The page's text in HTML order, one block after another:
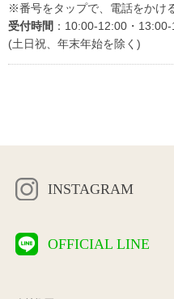
※番号をタップで、電話をかけ
受付時間 ：10:00-12:00・
(土日祝、年末年始を除く)
INSTAGRAM
OFFICIAL LINE